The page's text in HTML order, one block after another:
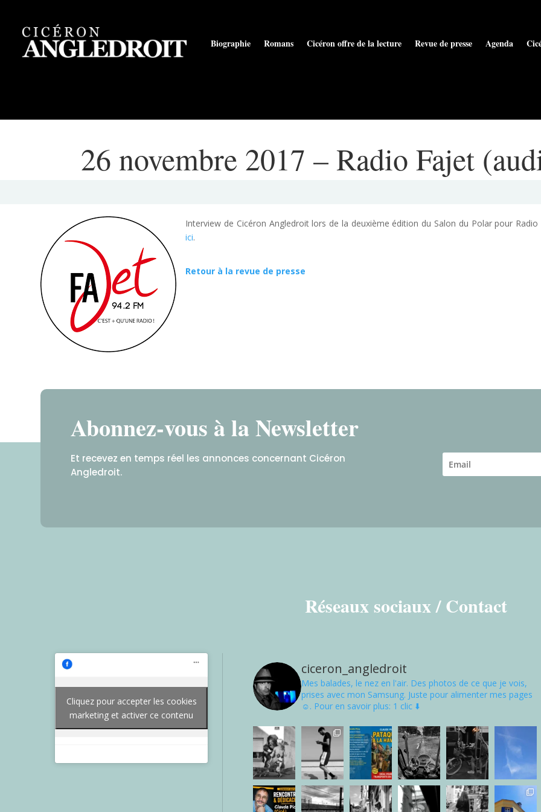
Biographie Romans Cicéron offre de la lecture Revue de presse Agenda
26 novembre 2017 – Radio Fajet
Interview de Cicéron Angledroit lors de la deuxième édition du Salon du Polar pour
ici.
Retour à la revue de presse
Abonnez-vous à la Newsletter
Et recevez en temps réel les annonces concernant Cicéron
Angledroit.
Réseaux sociaux / Contact
Cliquez pour accepter les cookies
marketing et activer ce contenu
ciceron_angledroit
Mes balades, le nez en l'air. Des photos de ce que je vois,
prises avec mon Samsung. Juste pour alimenter mes pages
☺. Pour en savoir plus: 1 clic ⬇️